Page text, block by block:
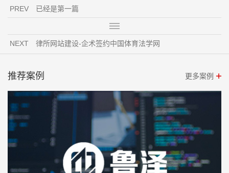
PREV 已经是第一篇
NEXT 律所网站建设-企术签约中国体育法学网
推荐案例 更多案例